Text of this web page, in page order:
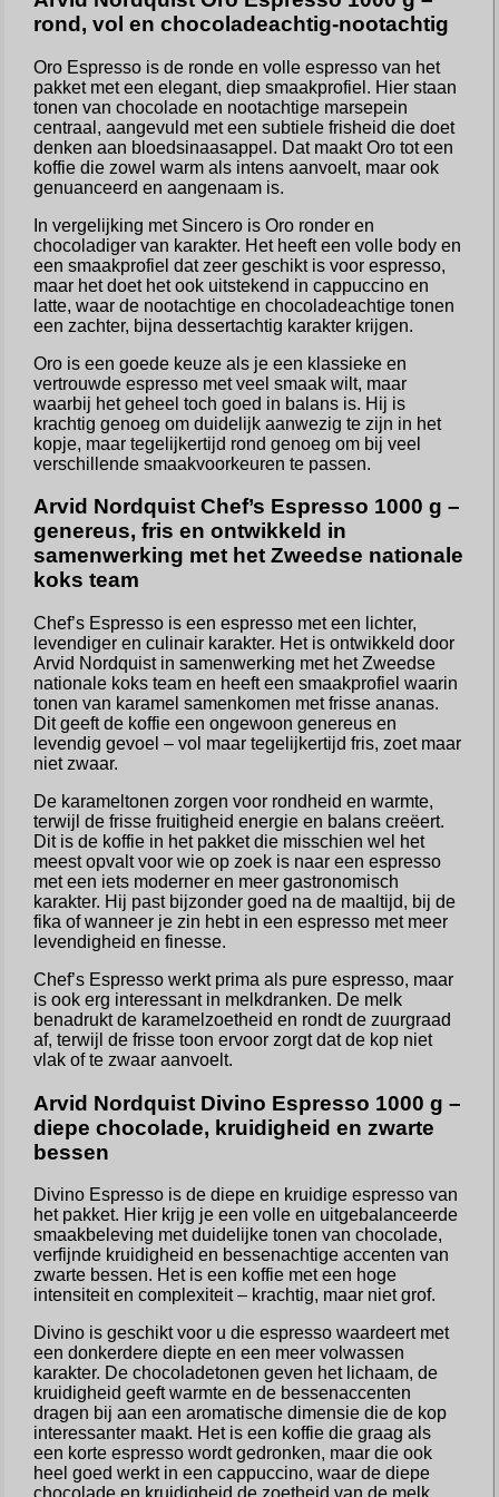
rond, vol en chocoladeachtig-nootachtig
Oro Espresso is de ronde en volle espresso van het
pakket met een elegant, diep smaakprofiel. Hier staan
tonen van chocolade en nootachtige marsepein
centraal, aangevuld met een subtiele frisheid die doet
denken aan bloedsinaasappel. Dat maakt Oro tot een
koffie die zowel warm als intens aanvoelt, maar ook
genuanceerd en aangenaam is.
In vergelijking met Sincero is Oro ronder en
chocoladiger van karakter. Het heeft een volle body en
een smaakprofiel dat zeer geschikt is voor espresso,
maar het doet het ook uitstekend in cappuccino en
latte, waar de nootachtige en chocoladeachtige tonen
een zachter, bijna dessertachtig karakter krijgen.
Oro is een goede keuze als je een klassieke en
vertrouwde espresso met veel smaak wilt, maar
waarbij het geheel toch goed in balans is. Hij is
krachtig genoeg om duidelijk aanwezig te zijn in het
kopje, maar tegelijkertijd rond genoeg om bij veel
verschillende smaakvoorkeuren te passen.
Arvid Nordquist Chef’s Espresso 1000 g –
genereus, fris en ontwikkeld in
samenwerking met het Zweedse nationale
koks team
Chef’s Espresso is een espresso met een lichter,
levendiger en culinair karakter. Het is ontwikkeld door
Arvid Nordquist in samenwerking met het Zweedse
nationale koks team en heeft een smaakprofiel waarin
tonen van karamel samenkomen met frisse ananas.
Dit geeft de koffie een ongewoon genereus en
levendig gevoel – vol maar tegelijkertijd fris, zoet maar
niet zwaar.
De karameltonen zorgen voor rondheid en warmte,
terwijl de frisse fruitigheid energie en balans creëert.
Dit is de koffie in het pakket die misschien wel het
meest opvalt voor wie op zoek is naar een espresso
met een iets moderner en meer gastronomisch
karakter. Hij past bijzonder goed na de maaltijd, bij de
fika of wanneer je zin hebt in een espresso met meer
levendigheid en finesse.
Chef’s Espresso werkt prima als pure espresso, maar
is ook erg interessant in melkdranken. De melk
benadrukt de karamelzoetheid en rondt de zuurgraad
af, terwijl de frisse toon ervoor zorgt dat de kop niet
vlak of te zwaar aanvoelt.
Arvid Nordquist Divino Espresso 1000 g –
diepe chocolade, kruidigheid en zwarte
bessen
Divino Espresso is de diepe en kruidige espresso van
het pakket. Hier krijg je een volle en uitgebalanceerde
smaakbeleving met duidelijke tonen van chocolade,
verfijnde kruidigheid en bessenachtige accenten van
zwarte bessen. Het is een koffie met een hoge
intensiteit en complexiteit – krachtig, maar niet grof.
Divino is geschikt voor u die espresso waardeert met
een donkerdere diepte en een meer volwassen
karakter. De chocoladetonen geven het lichaam, de
kruidigheid geeft warmte en de bessenaccenten
dragen bij aan een aromatische dimensie die de kop
interessanter maakt. Het is een koffie die graag als
een korte espresso wordt gedronken, maar die ook
heel goed werkt in een cappuccino, waar de diepe